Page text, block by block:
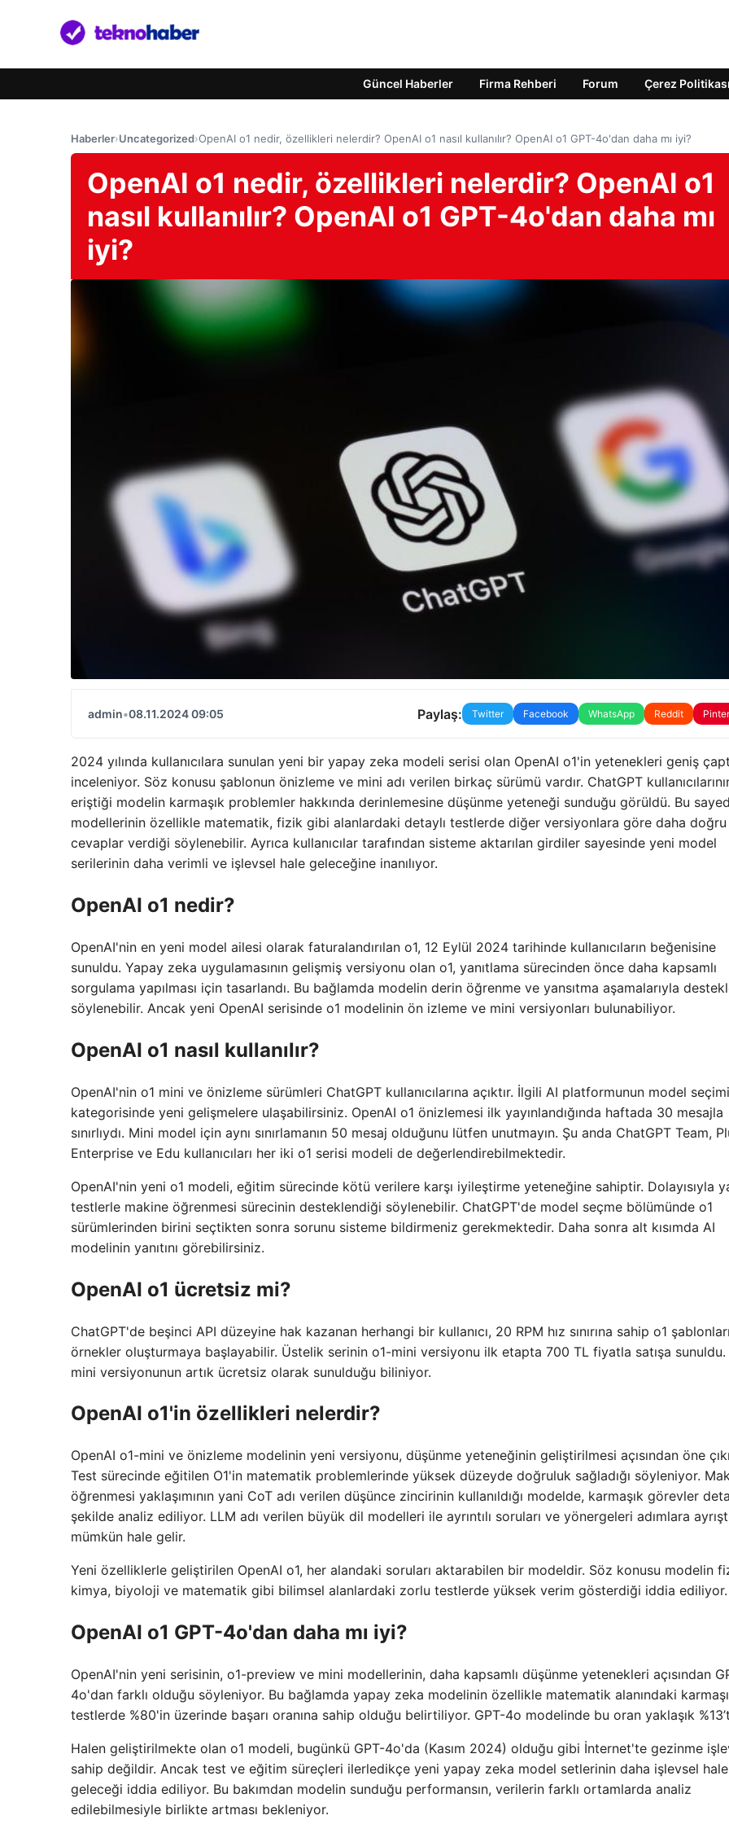
Güncel Haberler Firma Rehberi Forum Çerez Politikası
Haberler›Uncategorized›OpenAI o1 nedir, özellikleri nelerdir? OpenAI o1 nasıl kullanılır? OpenAI o1 GPT-4o'dan daha mı iyi?
OpenAI o1 nedir, özellikleri nelerdir? OpenAI o1
nasıl kullanılır? OpenAI o1 GPT-4o'dan daha mı
iyi?
admin•08.11.2024 09:05 Paylaş: Twitter Facebook WhatsApp Reddit
2024 yılında kullanıcılara sunulan yeni bir yapay zeka modeli serisi olan OpenAI o1'in yetenekleri geniş
inceleniyor. Söz konusu şablonun önizleme ve mini adı verilen birkaç sürümü vardır. ChatGPT
eriştiği modelin karmaşık problemler hakkında derinlemesine düşünme yeteneği sunduğu görüldü. Bu
modellerinin özellikle matematik, fizik gibi alanlardaki detaylı testlerde diğer versiyonlara göre daha doğru
cevaplar verdiği söylenebilir. Ayrıca kullanıcılar tarafından sisteme aktarılan girdiler sayesinde yeni model
serilerinin daha verimli ve işlevsel hale geleceğine inanılıyor.
OpenAI o1 nedir?
OpenAI'nin en yeni model ailesi olarak faturalandırılan o1, 12 Eylül 2024 tarihinde kullanıcıların beğenisine
sunuldu. Yapay zeka uygulamasının gelişmiş versiyonu olan o1, yanıtlama sürecinden önce daha kapsamlı
sorgulama yapılması için tasarlandı. Bu bağlamda modelin derin öğrenme ve yansıtma aşamalarıyla
söylenebilir. Ancak yeni OpenAI serisinde o1 modelinin ön izleme ve mini versiyonları bulunabiliyor.
OpenAI o1 nasıl kullanılır?
OpenAI'nin o1 mini ve önizleme sürümleri ChatGPT kullanıcılarına açıktır. İlgili AI platformunun model seçimi
kategorisinde yeni gelişmelere ulaşabilirsiniz. OpenAI o1 önizlemesi ilk yayınlandığında haftada 30 mesajla
sınırlıydı. Mini model için aynı sınırlamanın 50 mesaj olduğunu lütfen unutmayın. Şu anda ChatGPT Team,
Enterprise ve Edu kullanıcıları her iki o1 serisi modeli de değerlendirebilmektedir.
OpenAI'nin yeni o1 modeli, eğitim sürecinde kötü verilere karşı iyileştirme yeteneğine sahiptir. Dolayısıyla
testlerle makine öğrenmesi sürecinin desteklendiği söylenebilir. ChatGPT'de model seçme bölümünde o1
sürümlerinden birini seçtikten sonra sorunu sisteme bildirmeniz gerekmektedir. Daha sonra alt kısımda AI
modelinin yanıtını görebilirsiniz.
OpenAI o1 ücretsiz mi?
ChatGPT'de beşinci API düzeyine hak kazanan herhangi bir kullanıcı, 20 RPM hız sınırına sahip o1
örnekler oluşturmaya başlayabilir. Üstelik serinin o1-mini versiyonu ilk etapta 700 TL fiyatla satışa sunuldu.
mini versiyonunun artık ücretsiz olarak sunulduğu biliniyor.
OpenAI o1'in özellikleri nelerdir?
OpenAI o1-mini ve önizleme modelinin yeni versiyonu, düşünme yeteneğinin geliştirilmesi açısından öne
Test sürecinde eğitilen O1'in matematik problemlerinde yüksek düzeyde doğruluk sağladığı söyleniyor.
öğrenmesi yaklaşımının yani CoT adı verilen düşünce zincirinin kullanıldığı modelde, karmaşık görevler
şekilde analiz ediliyor. LLM adı verilen büyük dil modelleri ile ayrıntılı soruları ve yönergeleri adımlara
mümkün hale gelir.
Yeni özelliklerle geliştirilen OpenAI o1, her alandaki soruları aktarabilen bir modeldir. Söz konusu modelin
kimya, biyoloji ve matematik gibi bilimsel alanlardaki zorlu testlerde yüksek verim gösterdiği iddia ediliyor.
OpenAI o1 GPT-4o'dan daha mı iyi?
OpenAI'nin yeni serisinin, o1-preview ve mini modellerinin, daha kapsamlı düşünme yetenekleri açısından
4o'dan farklı olduğu söyleniyor. Bu bağlamda yapay zeka modelinin özellikle matematik alanındaki
testlerde %80'in üzerinde başarı oranına sahip olduğu belirtiliyor. GPT-4o modelinde bu oran yaklaşık
Halen geliştirilmekte olan o1 modeli, bugünkü GPT-4o'da (Kasım 2024) olduğu gibi İnternet'te gezinme
sahip değildir. Ancak test ve eğitim süreçleri ilerledikçe yeni yapay zeka model setlerinin daha işlevsel hale
geleceği iddia ediliyor. Bu bakımdan modelin sunduğu performansın, verilerin farklı ortamlarda analiz
edilebilmesiyle birlikte artması bekleniyor.